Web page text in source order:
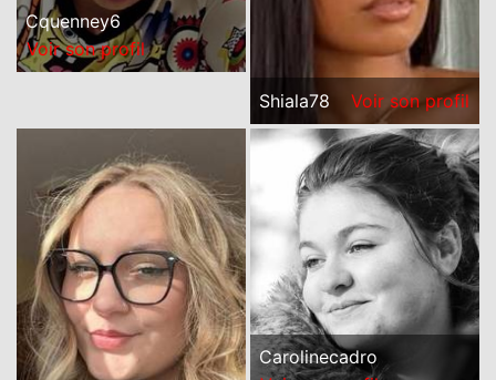
Cquenney6
Voir son profil
Shiala78 Voir son profil
Carolinecadro